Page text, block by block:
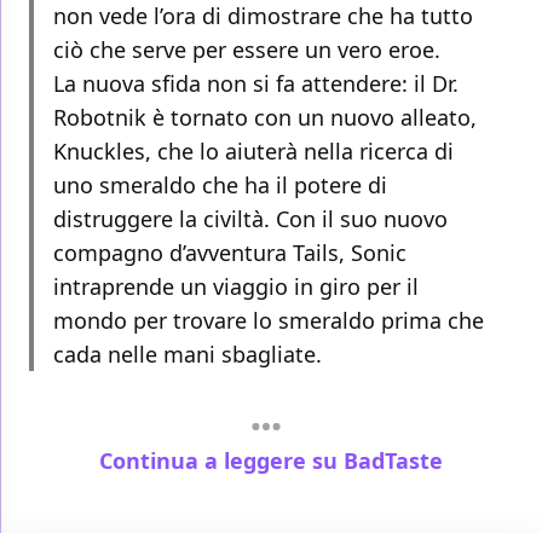
non vede l’ora di dimostrare che ha tutto
ciò che serve per essere un vero eroe.
La nuova sfida non si fa attendere: il Dr.
Robotnik è tornato con un nuovo alleato,
Knuckles, che lo aiuterà nella ricerca di
uno smeraldo che ha il potere di
distruggere la civiltà. Con il suo nuovo
compagno d’avventura Tails, Sonic
intraprende un viaggio in giro per il
mondo per trovare lo smeraldo prima che
cada nelle mani sbagliate.
Continua a leggere su BadTaste